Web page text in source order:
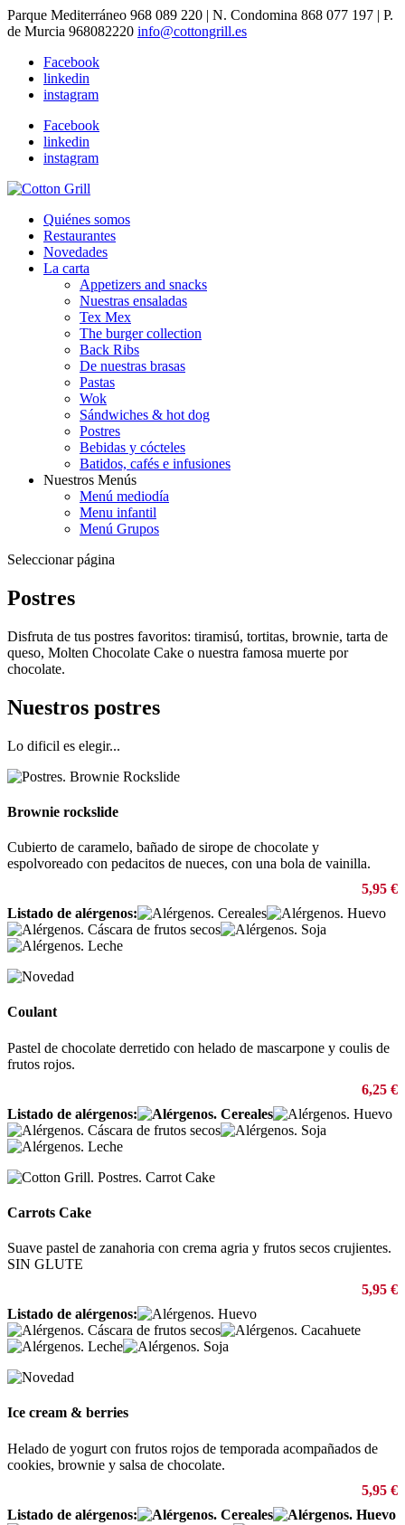
Parque Mediterráneo 968 089 220 | N. Condomina 868 077 197 | P.
de Murcia 968082220 info@cottongrill.es
Facebook
linkedin
instagram
Facebook
linkedin
instagram
Quiénes somos
Restaurantes
Novedades
La carta
Appetizers and snacks
Nuestras ensaladas
Tex Mex
The burger collection
Back Ribs
De nuestras brasas
Pastas
Wok
Sándwiches & hot dog
Postres
Bebidas y cócteles
Batidos, cafés e infusiones
Nuestros Menús
Menú mediodía
Menu infantil
Menú Grupos
Seleccionar página
Postres
Disfruta de tus postres favoritos: tiramisú, tortitas, brownie, tarta de
queso, Molten Chocolate Cake o nuestra famosa muerte por
chocolate.
Nuestros postres
Lo dificil es elegir...
Brownie rockslide
Cubierto de caramelo, bañado de sirope de chocolate y
espolvoreado con pedacitos de nueces, con una bola de vainilla.
5,95 €
Listado de alérgenos:
Coulant
Pastel de chocolate derretido con helado de mascarpone y coulis de
frutos rojos.
6,25 €
Listado de alérgenos:
Carrots Cake
Suave pastel de zanahoria con crema agria y frutos secos crujientes.
SIN GLUTE
5,95 €
Listado de alérgenos:
Ice cream & berries
Helado de yogurt con frutos rojos de temporada acompañados de
cookies, brownie y salsa de chocolate.
5,95 €
Listado de alérgenos: